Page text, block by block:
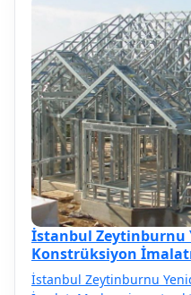
İstanbul Zeytinburnu
Konstrüksiyon
İstanbul Zeytinburnu